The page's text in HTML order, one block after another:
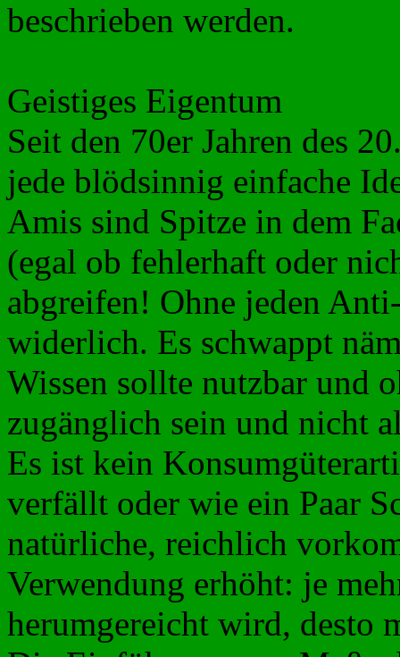
beschrieben werden.
Geistiges Eigentum
Seit den 70er Jahren des
jede blödsinnig einfache
Amis sind Spitze in dem
(egal ob fehlerhaft oder
abgreifen! Ohne jeden
widerlich. Es schwappt
Wissen sollte nutzbar und
zugänglich sein und nicht
Es ist kein
verfällt oder wie ein Paar
natürliche, reichlich
Verwendung erhöht: je
herumgereicht wird, desto